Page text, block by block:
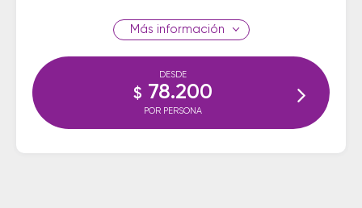
información
DESDE
$ 78.200
POR PERSONA